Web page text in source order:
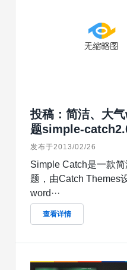
投稿：简洁、大
题simple-
发布于2013/02/26
Simple Catch是一款
题，由Catch Themes
word···
查看详情